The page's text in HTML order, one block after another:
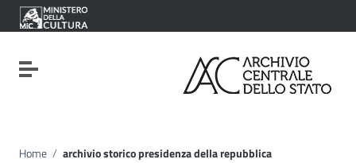
Vai ai contenuti
Vai al menu di navigazione
Vai al footer
Attiva / disattiva la navigazione
Home / archivio storico presidenza della repubblica